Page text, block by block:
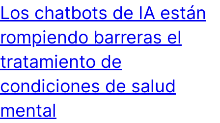
Los chatbots de IA están
rompiendo barreras el
tratamiento de
condiciones de salud
mental